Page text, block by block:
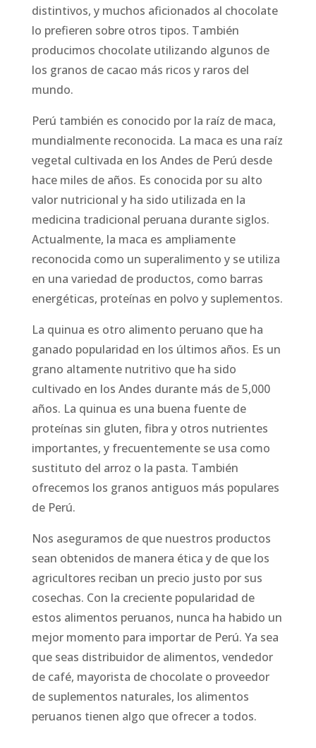
distintivos, y muchos aficionados al chocolate
lo prefieren sobre otros tipos. También
producimos chocolate utilizando algunos de
los granos de cacao más ricos y raros del
mundo.
Perú también es conocido por la raíz de maca,
mundialmente reconocida. La maca es una raíz
vegetal cultivada en los Andes de Perú desde
hace miles de años. Es conocida por su alto
valor nutricional y ha sido utilizada en la
medicina tradicional peruana durante siglos.
Actualmente, la maca es ampliamente
reconocida como un superalimento y se utiliza
en una variedad de productos, como barras
energéticas, proteínas en polvo y suplementos.
La quinua es otro alimento peruano que ha
ganado popularidad en los últimos años. Es un
grano altamente nutritivo que ha sido
cultivado en los Andes durante más de 5,000
años. La quinua es una buena fuente de
proteínas sin gluten, fibra y otros nutrientes
importantes, y frecuentemente se usa como
sustituto del arroz o la pasta. También
ofrecemos los granos antiguos más populares
de Perú.
Nos aseguramos de que nuestros productos
sean obtenidos de manera ética y de que los
agricultores reciban un precio justo por sus
cosechas. Con la creciente popularidad de
estos alimentos peruanos, nunca ha habido un
mejor momento para importar de Perú. Ya sea
que seas distribuidor de alimentos, vendedor
de café, mayorista de chocolate o proveedor
de suplementos naturales, los alimentos
peruanos tienen algo que ofrecer a todos.